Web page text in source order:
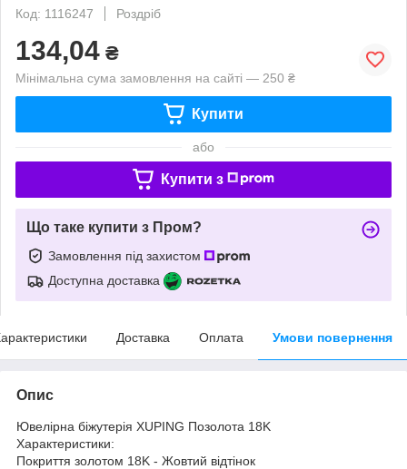
Код: 1116247
Роздріб
134,04 ₴
Мінімальна сума замовлення на сайті — 250 ₴
Купити
або
Купити з
Що таке купити з Пром?
Замовлення під захистом
Доступна доставка
Доставка Оплата Умови повернення
Опис
Ювелірна біжутерія XUPING Позолота 18K
Характеристики:
Покриття золотом 18K - Жовтий відтінок